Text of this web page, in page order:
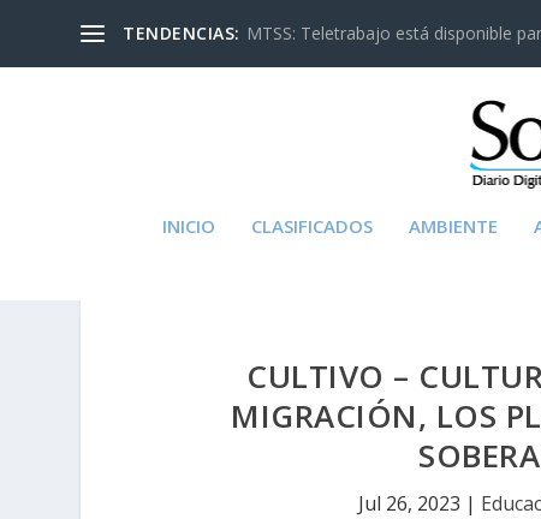
TENDENCIAS: MTSS: Teletrabajo está disponible
INICIO CLASIFICADOS AMBIENTE
CULTIVO –
MIGRACIÓN, LOS
Jul 26, 2023 |